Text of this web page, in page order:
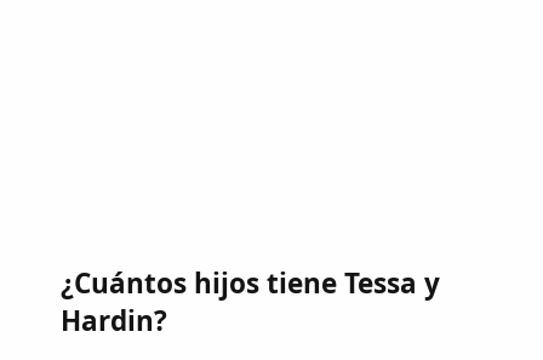
¿Cuántos hijos tiene Tessa y
Hardin?